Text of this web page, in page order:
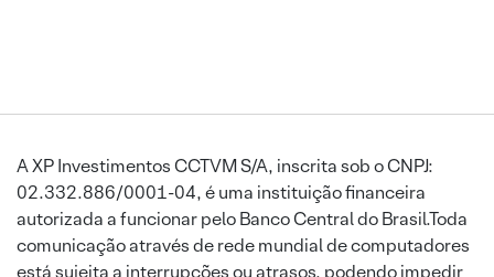
A XP Investimentos CCTVM S/A, inscrita sob o CNPJ:
02.332.886/0001-04, é uma instituição financeira
autorizada a funcionar pelo Banco Central do Brasil.Toda
comunicação através de rede mundial de computadores
está sujeita a interrupções ou atrasos, podendo impedir